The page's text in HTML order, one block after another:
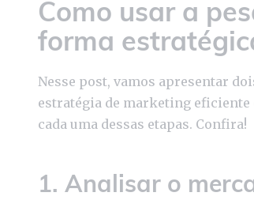
Como usar a
forma
Nesse post, vamos apresentar
estratégia de marketing eficiente
cada uma dessas etapas. Confira!
1. Analisar o